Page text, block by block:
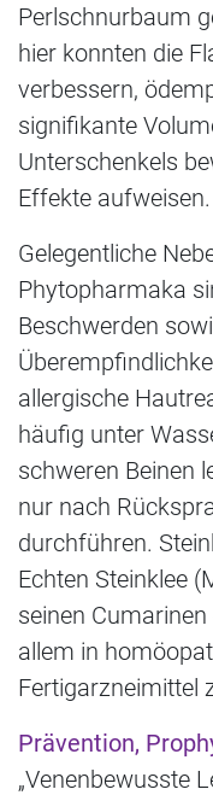
Perlschnurbaum
hier konnten die
verbessern,
signifikante
Unterschenkels
Effekte aufweisen.
Gelegentliche
Phytopharmaka
Beschwerden
allergische
häufig unter
schweren Beinen
nur nach
durchführen.
Echten Steinklee
seinen
allem in
Fertigarzneimittel
Prävention,
„Venenbewusste